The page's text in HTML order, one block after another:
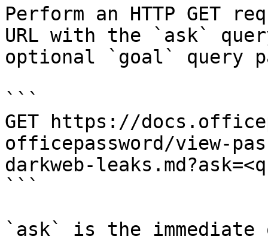
Perform an HTTP GET
URL with the `ask`
optional `goal` query
```
GET https://
officepassword/view-
darkweb-
```
`ask` is the